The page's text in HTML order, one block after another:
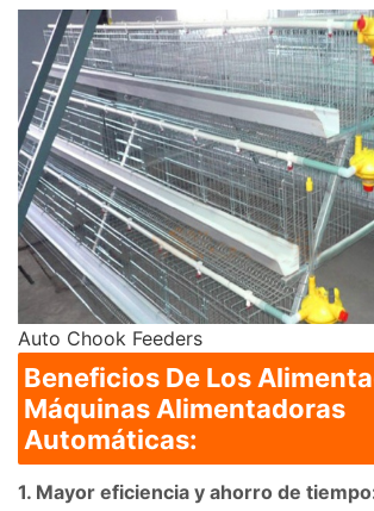
Auto Chook Feeders
Beneficios De Los
Máquinas Alimentadoras
Automáticas:
1. Mayor eficiencia y ahorro de